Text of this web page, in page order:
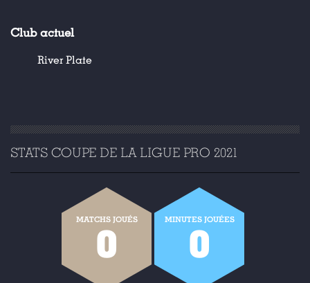
Club actuel
River Plate
STATS COUPE DE LA LIGUE PRO 2021
MATCHS JOUÉS
0
MINUTES JOUÉES
0